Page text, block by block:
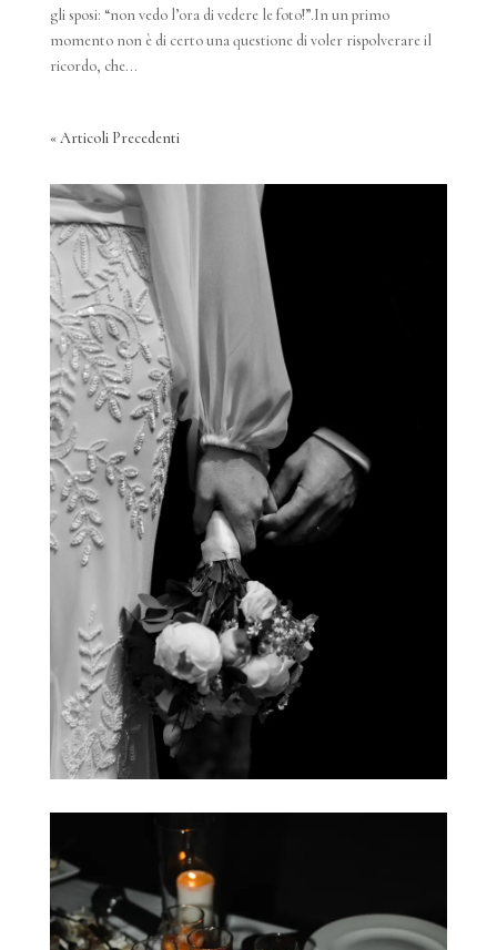
gli sposi: “non vedo l’ora di vedere le foto!”.In un primo
momento non è di certo una questione di voler rispolverare il
ricordo, che...
« Articoli Precedenti